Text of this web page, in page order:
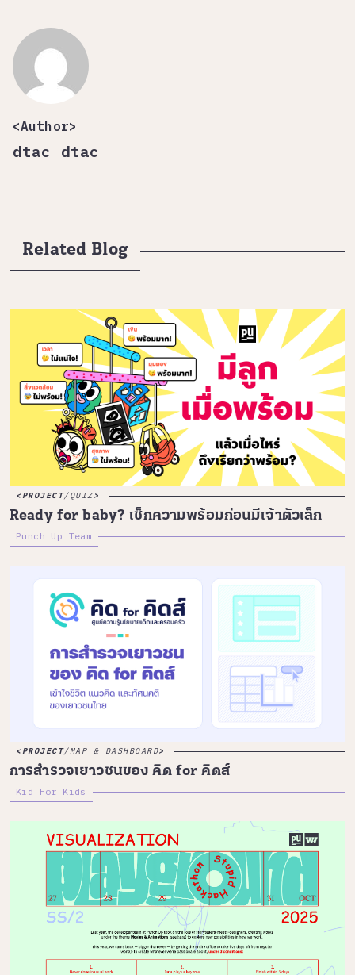
<Author>
dtac dtac
Related Blog
PROJECT/QUIZ
Ready for baby? เช็กความพร้อมก่อนมีเจ้าตัวเล็ก
Punch Up Team
PROJECT/MAP & DASHBOARD
การสำรวจเยาวชนของ คิด for คิดส์
Kid For Kids